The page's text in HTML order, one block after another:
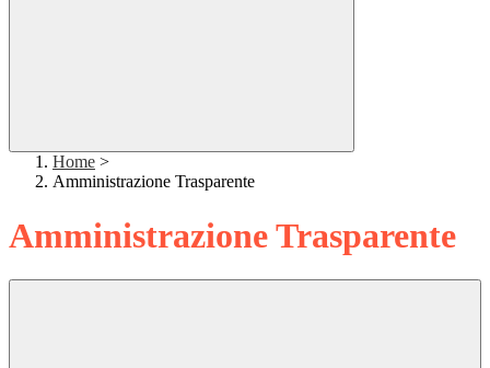
Home >
Amministrazione Trasparente
Amministrazione Trasparente